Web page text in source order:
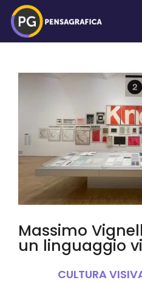
Massimo
un linguaggio
CULTURA